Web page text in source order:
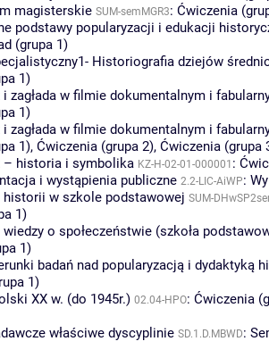
magisterskie SUM-semMGR3: Ćwiczenia
podstawy popularyzacji i edukacji
(grupa 1)
Historiografia dziejów
1)
zagłada w filmie dokumentalnym i
1)
zagłada w filmie dokumentalnym i
1), Ćwiczenia (grupa 2), Ćwiczenia (grupa
– historia i symbolika KZ-H-02-01-000001 :
i wystąpienia publiczne 2.2-LIC-AiWP:
historii w szkole podstawowej SUM-
1)
o społeczeństwie (szkoła
1)
badań nad popularyzacją i dydaktyką
1)
XX w. (do 1945r.) 02.04-HPO: Ćwiczenia
właściwe dyscyplinie SD.1.D.MBWD: